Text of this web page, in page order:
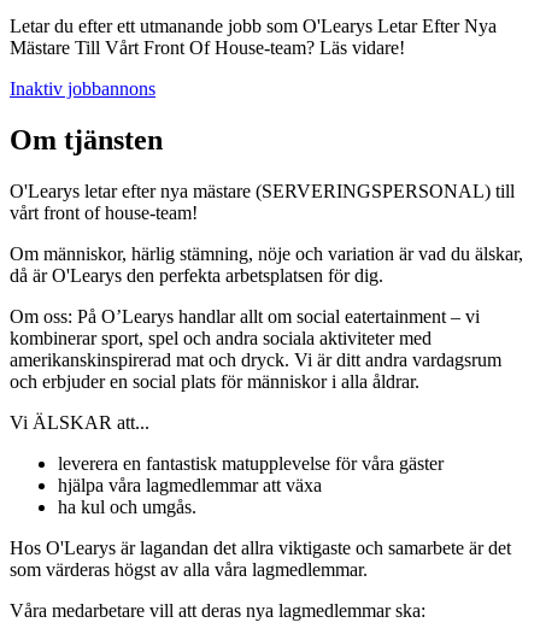
Letar du efter ett utmanande jobb som O'Learys Letar Efter Nya
Mästare Till Vårt Front Of House-team? Läs vidare!
Inaktiv jobbannons
Om tjänsten
O'Learys letar efter nya mästare (SERVERINGSPERSONAL) till
vårt front of house-team!
Om människor, härlig stämning, nöje och variation är vad du älskar,
då är O'Learys den perfekta arbetsplatsen för dig.
Om oss: På O’Learys handlar allt om social eatertainment – vi
kombinerar sport, spel och andra sociala aktiviteter med
amerikanskinspirerad mat och dryck. Vi är ditt andra vardagsrum
och erbjuder en social plats för människor i alla åldrar.
Vi ÄLSKAR att...
leverera en fantastisk matupplevelse för våra gäster
hjälpa våra lagmedlemmar att växa
ha kul och umgås.
Hos O'Learys är lagandan det allra viktigaste och samarbete är det
som värderas högst av alla våra lagmedlemmar.
Våra medarbetare vill att deras nya lagmedlemmar ska: